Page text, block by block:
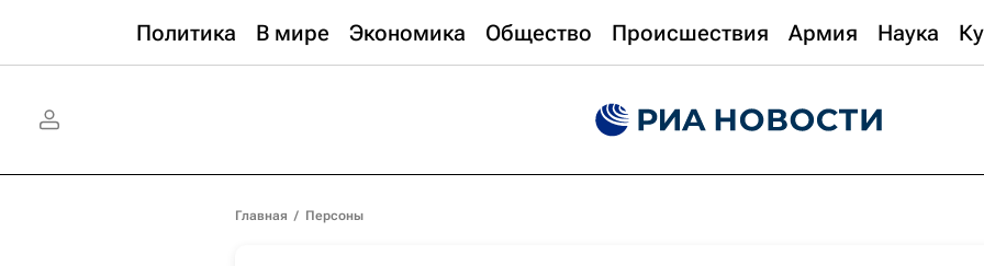
Политика В мире Экономика Общество Происшествия Армия Наука
Главная / Персоны